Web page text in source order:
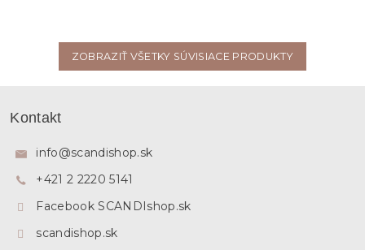
ZOBRAZIŤ VŠETKY SÚVISIACE PRODUKTY
Kontakt
info@scandishop.sk
+421 2 2220 5141
Facebook SCANDIshop.sk
scandishop.sk